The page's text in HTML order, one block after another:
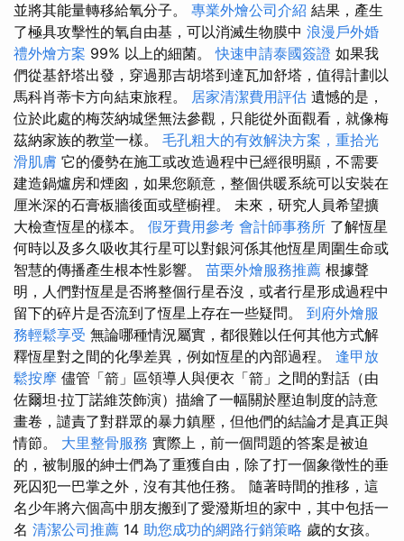
並將其能量轉移給氧分子。 專業外燴公司介紹 結果，產生
了極具攻擊性的氧自由基，可以消滅生物膜中 浪漫戶外婚
禮外燴方案 99% 以上的細菌。快速申請泰國簽證 如果我
們從基舒塔出發，穿過那吉胡塔到達瓦加舒塔，值得計劃以
馬科肖蒂卡方向結束旅程。 居家清潔費用評估 遺憾的是，
位於此處的梅茨納城堡無法參觀，只能從外面觀看，就像梅
茲納家族的教堂一樣。 毛孔粗大的有效解決方案，重拾光
滑肌膚 它的優勢在施工或改造過程中已經很明顯，不需要
建造鍋爐房和煙囪，如果您願意，整個供暖系統可以安裝在
厘米深的石膏板牆後面或壁櫥裡。 未來，研究人員希望擴
大檢查恆星的樣本。 假牙費用參考 會計師事務所 了解恆星
何時以及多久吸收其行星可以對銀河係其他恆星周圍生命或
智慧的傳播產生根本性影響。 苗栗外燴服務推薦 根據聲
明，人們對恆星是否將整個行星吞沒，或者行星形成過程中
留下的碎片是否流到了恆星上存在一些疑問。 到府外燴服
務輕鬆享受 無論哪種情況屬實，都很難以任何其他方式解
釋恆星對之間的化學差異，例如恆星的內部過程。 逢甲放
鬆按摩 儘管「箭」區領導人與便衣「箭」之間的對話（由
佐爾坦·拉丁諾維茨飾演）描繪了一幅關於壓迫制度的​​詩意
畫卷，譴責了對群眾的暴力鎮壓，但他們的結論才是真正與
情節。 大里整骨服務 實際上，前一個問題的答案是被迫
的，被制服的紳士們為了重獲自由，除了打一個象徵性的垂
死囚犯一巴掌之外，沒有其他任務。 隨著時間的推移，這
名少年將六個高中朋友搬到了愛潑斯坦的家中，其中包括一
名 清潔公司推薦 14 助您成功的網路行銷策略 歲的女孩。